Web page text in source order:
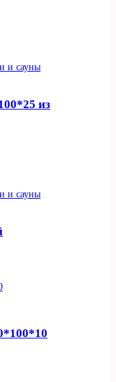
и сауны
из
и сауны